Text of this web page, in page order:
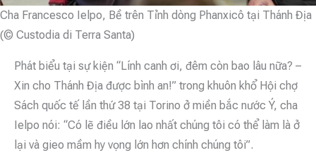
Cha Francesco Ielpo, Bề trên Tỉnh dòng Phanxicô tại Thánh Địa
(© Custodia di Terra Santa)
Phát biểu tại sự kiện “Lính canh ơi, đêm còn bao lâu nữa? –
Xin cho Thánh Địa được bình an!” trong khuôn khổ Hội chợ
Sách quốc tế lần thứ 38 tại Torino ở miền bắc nước Ý, cha
Ielpo nói: “Có lẽ điều lớn lao nhất chúng tôi có thể làm là ở
lại và gieo mầm hy vọng lớn hơn chính chúng tôi”.